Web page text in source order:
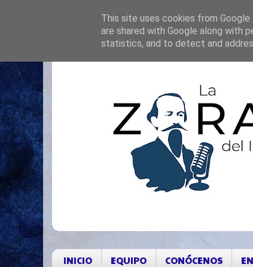
INICIO EQUIPO CONÓCENOS
This site uses cookies from
are shared with Google along with
statistics, and to detect and